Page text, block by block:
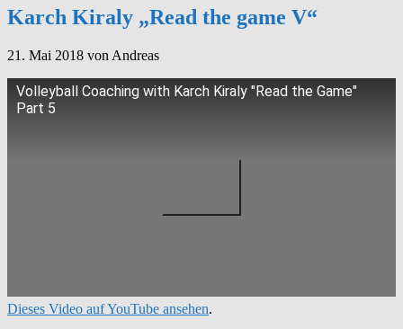
Karch Kiraly „Read the game V“
21. Mai 2018 von Andreas
Volleyball Coaching with Karch Kiraly "Read the Game"
Part 5
Dieses Video auf YouTube ansehen.